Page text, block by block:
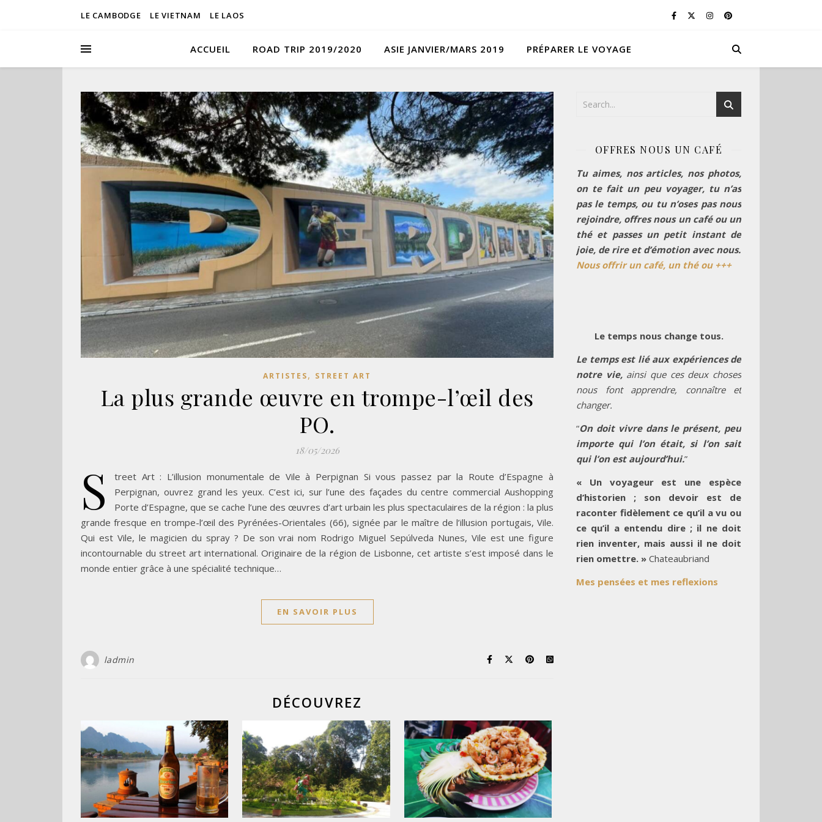
LE CAMBODGE LE VIETNAM LE LAOS
ACCUEIL ROAD TRIP 2019/2020 ASIE JANVIER/MARS 2019 PRÉPARER LE VOYAGE
ARTISTES, STREET ART
La plus grande œuvre en trompe-l’œil des
PO.
18/05/2026
S
treet Art : L’illusion monumentale de Vile à Perpignan Si vous passez par la Route d’Espagne à
Perpignan, ouvrez grand les yeux. C’est ici, sur l’une des façades du centre commercial Aushopping
Porte d’Espagne, que se cache l’une des œuvres d’art urbain les plus spectaculaires de la région : la plus
grande fresque en trompe-l’œil des Pyrénées-Orientales (66), signée par le maître de l’illusion portugais, Vile.
Qui est Vile, le magicien du spray ? De son vrai nom Rodrigo Miguel Sepúlveda Nunes, Vile est une figure
incontournable du street art international. Originaire de la région de Lisbonne, cet artiste s’est imposé dans le
monde entier grâce à une spécialité technique…
EN SAVOIR PLUS
ladmin
DÉCOUVREZ
OFFRES NOUS UN CAFÉ
Tu aimes, nos articles, nos photos,
on te fait un peu voyager, tu n’as
pas le temps, ou tu n’oses pas nous
rejoindre, offres nous un café ou un
thé et passes un petit instant de
joie, de rire et d’émotion avec nous.
Nous offrir un café, un thé ou +++
Le temps nous change tous.
Le temps est lié aux expériences de
notre vie, ainsi que ces deux choses
nous font apprendre, connaître et
changer.
“On doit vivre dans le présent, peu
importe qui l’on était, si l’on sait
qui l’on est aujourd’hui.”
« Un voyageur est une espèce
d’historien ; son devoir est de
raconter fidèlement ce qu’il a vu ou
ce qu’il a entendu dire ; il ne doit
rien inventer, mais aussi il ne doit
rien omettre. » Chateaubriand
Mes pensées et mes reflexions